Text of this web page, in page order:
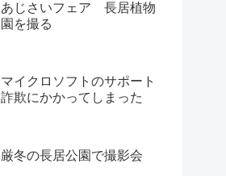
あじさいフェア 長居植物
園を撮る
マイクロソフトのサポート
詐欺にかかってしまった
厳冬の長居公園で撮影会